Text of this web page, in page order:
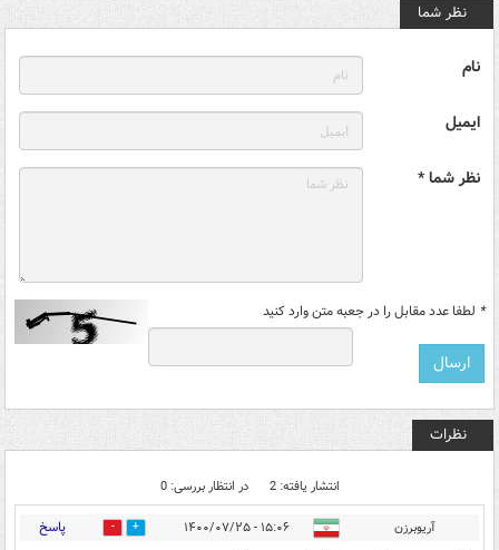
نظر شما
نام
ایمیل
نظر شما *
* لطفا عدد مقابل را در جعبه متن وارد کنید
نظرات
انتشار یافته: 2 در انتظار بررسی: 0
آریوبرزن ۱۵:۰۶ - ۱۴۰۰/۰۷/۲۵ 5 پاسخ